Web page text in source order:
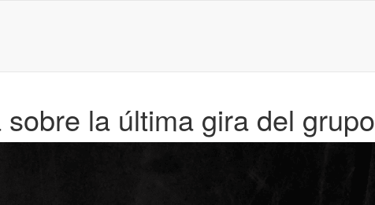
la última gira del grupo